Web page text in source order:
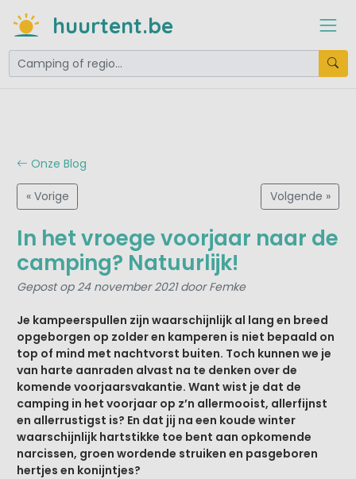
huurtent.be
Onze Blog
« Vorige Volgende »
In het vroege voorjaar naar de
camping? Natuurlijk!
Gepost op 24 november 2021 door Femke
Je kampeerspullen zijn waarschijnlijk al lang en breed
opgeborgen op zolder en kamperen is niet bepaald on
top of mind met nachtvorst buiten. Toch kunnen we je
van harte aanraden alvast na te denken over de
komende voorjaarsvakantie. Want wist je dat de
camping in het voorjaar op z’n allermooist, allerfijnst
en allerrustigst is? En dat jij na een koude winter
waarschijnlijk hartstikke toe bent aan opkomende
narcissen, groen wordende struiken en pasgeboren
hertjes en konijntjes?